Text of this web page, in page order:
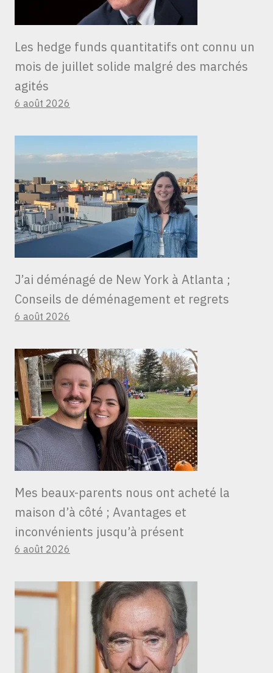
Les hedge funds quantitatifs ont connu un
mois de juillet solide malgré des marchés
agités
6 août 2026
J’ai déménagé de New York à Atlanta ;
Conseils de déménagement et regrets
6 août 2026
Mes beaux-parents nous ont acheté la
maison d’à côté ; Avantages et
inconvénients jusqu’à présent
6 août 2026